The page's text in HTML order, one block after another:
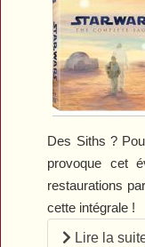
Des Siths?
provoque cet
restaurations
cette intégrale !
Lire la